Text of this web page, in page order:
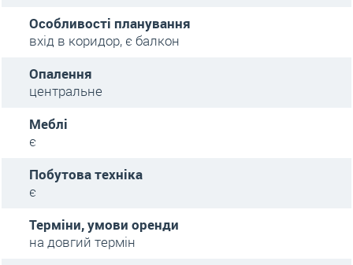
Особливості планування
вхід в коридор, є балкон
Опалення
центральне
Меблі
є
Побутова техніка
є
Терміни, умови оренди
на довгий термін